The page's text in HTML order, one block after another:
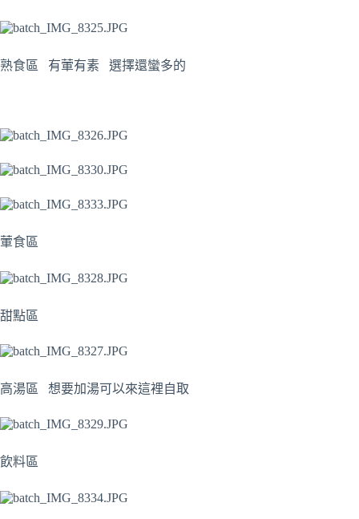
熟食區 有葷有素 選擇還蠻多的
葷食區
甜點區
高湯區 想要加湯可以來這裡自取
飲料區